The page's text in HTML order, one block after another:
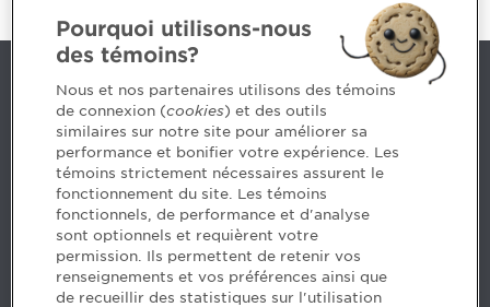
Nous joindre
5, Place Ville Marie, bureau 800, Montréal (Québec)
H3B 2G2
www.cpaquebec.ca
Des questions? Faites appel à notre équipe >
Envie de mettre de l’Ordre dans votre carrière? Voyez
les postes disponibles >
Pourquoi utilisons-nous
des témoins?
Nous et nos partenaires utilisons des témoins
de connexion (cookies) et des outils
similaires sur notre site pour améliorer sa
performance et bonifier votre expérience. Les
témoins strictement nécessaires assurent le
fonctionnement du site. Les témoins
fonctionnels, de performance et d'analyse
sont optionnels et requièrent votre
permission. Ils permettent de retenir vos
renseignements et vos préférences ainsi que
de recueillir des statistiques sur l'utilisation